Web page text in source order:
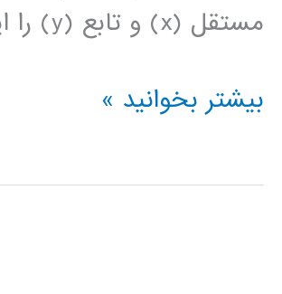
مستقل (x) و تابع (y) را ايجاد […]
ترسيم
ها
بیشتر بخوانید »